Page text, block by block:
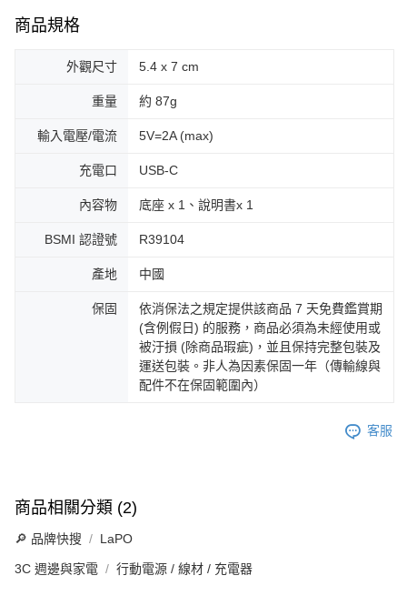
商品規格
外觀尺寸 5.4 x 7 cm
重量 約 87g
輸入電壓/電流 5V=2A (max)
充電口 USB-C
內容物 底座 x 1、說明書x 1
BSMI 認證號 R39104
產地 中國
保固
依消保法之規定提供該商品 7 天免費鑑賞期
(含例假日) 的服務，商品必須為未經使用或
被汙損 (除商品瑕疵)，並且保持完整包裝及
運送包裝。非人為因素保固一年（傳輸線與
配件不在保固範圍內）
客服
商品相關分類 (2)
🔎 品牌快搜 LaPO
3C 週邊與家電 行動電源 / 線材 / 充電器